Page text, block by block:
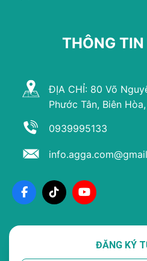
THÔNG TIN
ĐỊA CHỈ: 80 Võ
Phước Tân, Biên
0939995133
ĐĂNG KÝ